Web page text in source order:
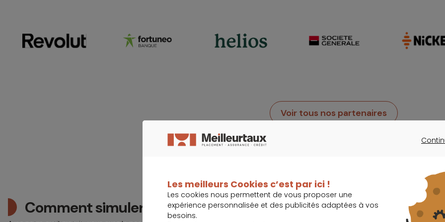
Voir tous nos partenaires
Comment simuler votre crédit avec notre calculette de prêt
Les meilleurs Cookies c’est par ici !
Les cookies nous permettent de vous proposer une
expérience personnalisée et des publicités adaptées à vos
besoins.